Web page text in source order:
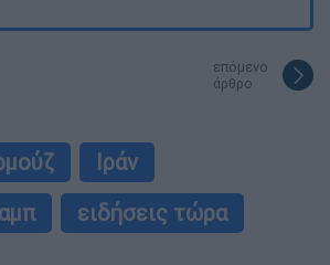
επόμενο
άρθρο
Ιράν
ειδήσεις τώρα